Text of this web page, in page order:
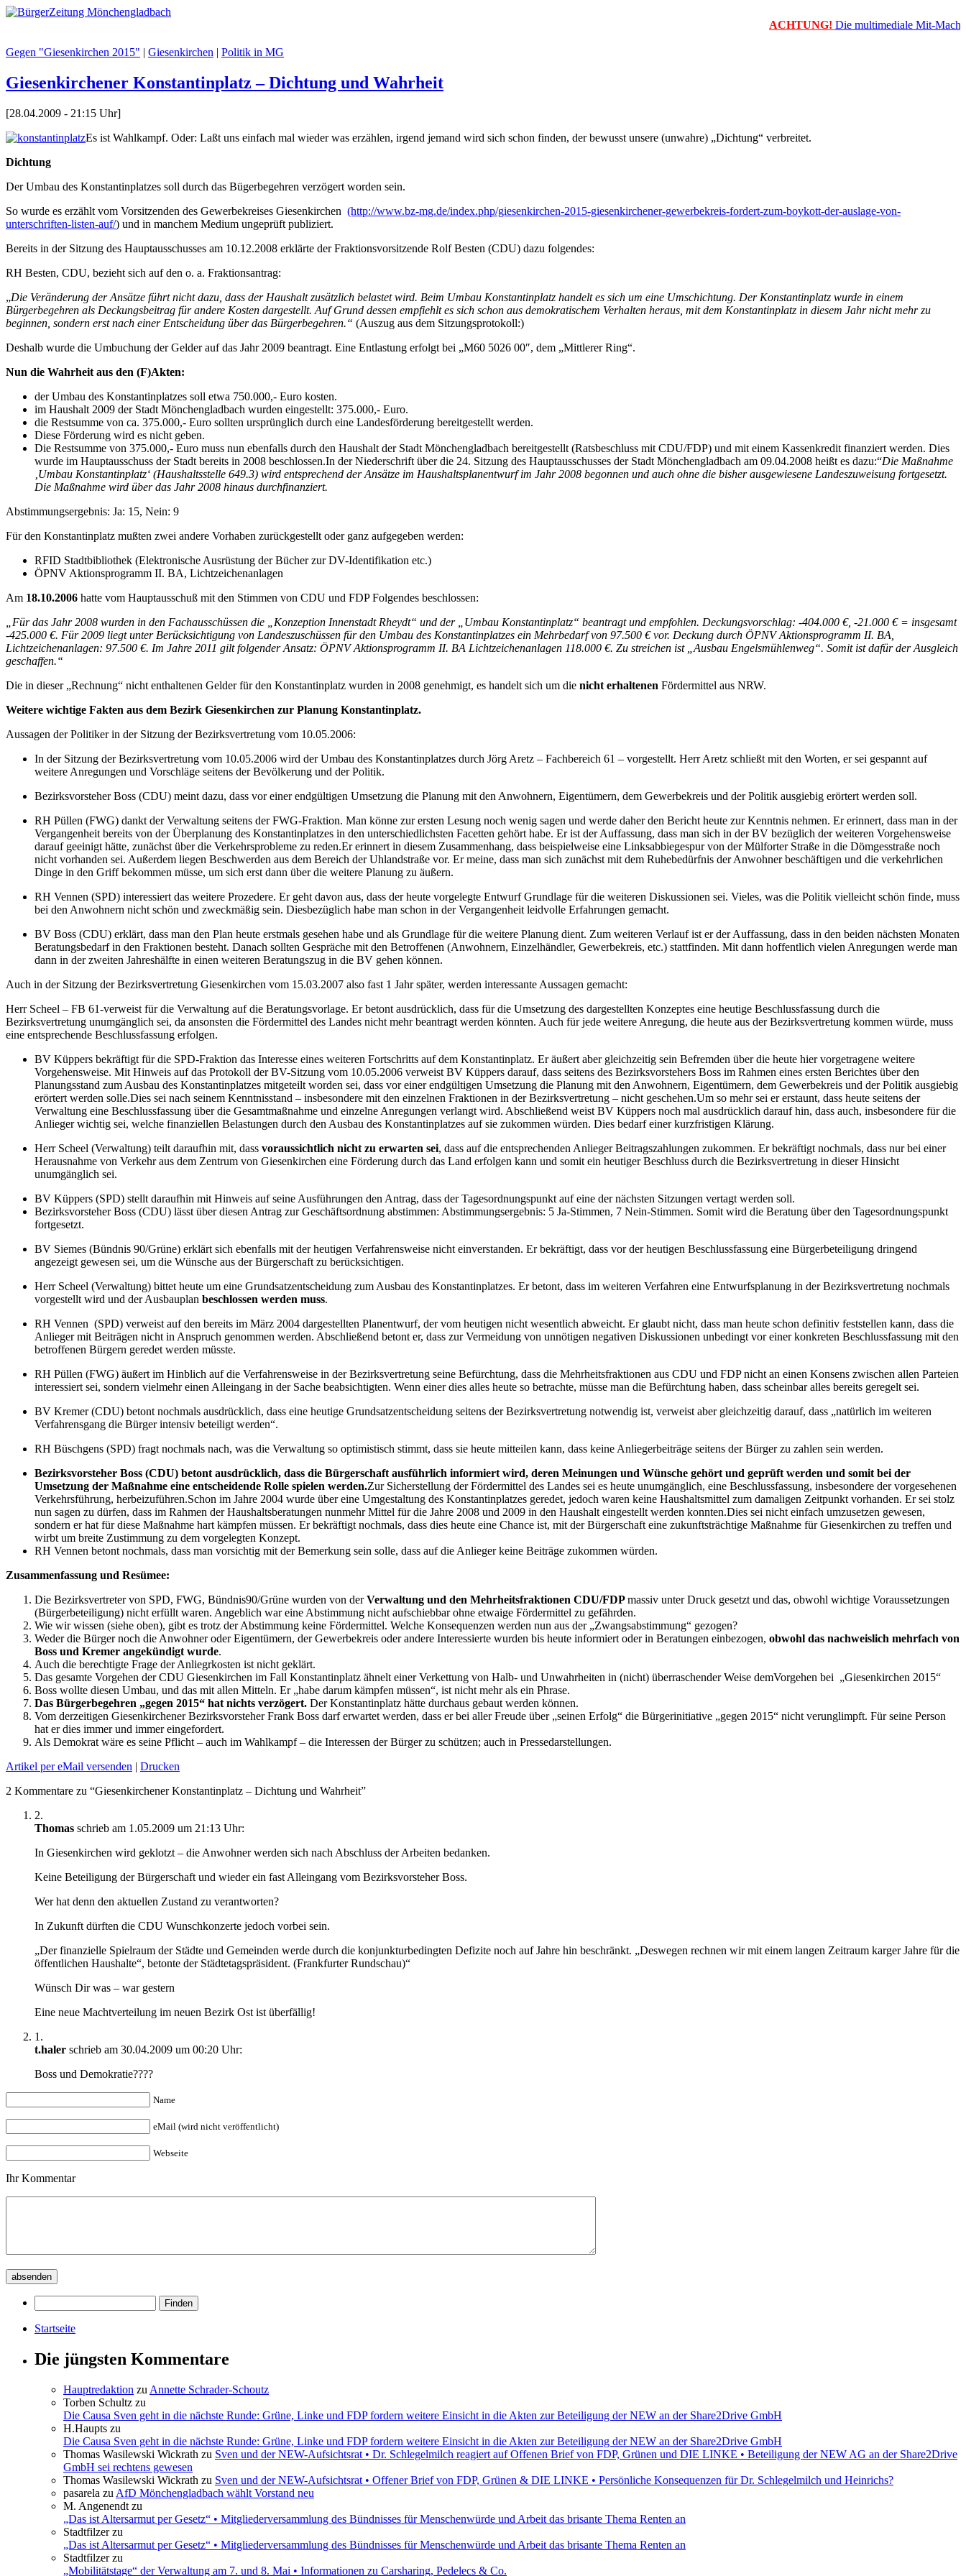
ACHTUNG!Die multimediale Mit-Mach-
Gegen "Giesenkirchen 2015" | Giesenkirchen | Politik in MG
Giesenkirchener Konstantinplatz – Dichtung und Wahrheit
[28.04.2009 - 21:15 Uhr]
Es ist Wahlkampf. Oder: Laßt uns einfach mal wieder was erzählen, irgend jemand wird sich schon finden, der bewusst unsere (unwahre) „Dichtung“ verbreitet.
Dichtung
Der Umbau des Konstantinplatzes soll durch das Bügerbegehren verzögert worden sein.
So wurde es erzählt vom Vorsitzenden des Gewerbekreises Giesenkirchen (http://www.bz-mg.de/index.php/giesenkirchen-2015-giesenkirchener-gewerbekreis-fordert-zum-boykott-der-auslage-von-
unterschriften-listen-auf/) und in manchem Medium ungeprüft publiziert.
Bereits in der Sitzung des Hauptausschusses am 10.12.2008 erklärte der Fraktionsvorsitzende Rolf Besten (CDU) dazu folgendes:
RH Besten, CDU, bezieht sich auf den o. a. Fraktionsantrag:
„Die Veränderung der Ansätze führt nicht dazu, dass der Haushalt zusätzlich belastet wird. Beim Umbau Konstantinplatz handelt es sich um eine Umschichtung. Der Konstantinplatz wurde in einem
Bürgerbegehren als Deckungsbeitrag für andere Kosten dargestellt. Auf Grund dessen empfiehlt es sich schon aus demokratischem Verhalten heraus, mit dem Konstantinplatz in diesem Jahr nicht mehr zu
beginnen, sondern erst nach einer Entscheidung über das Bürgerbegehren.“ (Auszug aus dem Sitzungsprotokoll:)
Deshalb wurde die Umbuchung der Gelder auf das Jahr 2009 beantragt. Eine Entlastung erfolgt bei „M60 5026 00″, dem „Mittlerer Ring“.
Nun die Wahrheit aus den (F)Akten:
der Umbau des Konstantinplatzes soll etwa 750.000,- Euro kosten.
im Haushalt 2009 der Stadt Mönchengladbach wurden eingestellt: 375.000,- Euro.
die Restsumme von ca. 375.000,- Euro sollten ursprünglich durch eine Landesförderung bereitgestellt werden.
Diese Förderung wird es nicht geben.
Die Restsumme von 375.000,- Euro muss nun ebenfalls durch den Haushalt der Stadt Mönchengladbach bereitgestellt (Ratsbeschluss mit CDU/FDP) und mit einem Kassenkredit finanziert werden. Dies
wurde im Hauptausschuss der Stadt bereits in 2008 beschlossen.In der Niederschrift über die 24. Sitzung des Hauptausschusses der Stadt Mönchengladbach am 09.04.2008 heißt es dazu:“Die Maßnahme
‚Umbau Konstantinplatz‘ (Haushaltsstelle 649.3) wird entsprechend der Ansätze im Haushaltsplanentwurf im Jahr 2008 begonnen und auch ohne die bisher ausgewiesene Landeszuweisung fortgesetzt.
Die Maßnahme wird über das Jahr 2008 hinaus durchfinanziert.
Abstimmungsergebnis: Ja: 15, Nein: 9
Für den Konstantinplatz mußten zwei andere Vorhaben zurückgestellt oder ganz aufgegeben werden:
RFID Stadtbibliothek (Elektronische Ausrüstung der Bücher zur DV-Identifikation etc.)
ÖPNV Aktionsprogramm II. BA, Lichtzeichenanlagen
Am 18.10.2006 hatte vom Hauptausschuß mit den Stimmen von CDU und FDP Folgendes beschlossen:
„Für das Jahr 2008 wurden in den Fachausschüssen die „Konzeption Innenstadt Rheydt“ und der „Umbau Konstantinplatz“ beantragt und empfohlen. Deckungsvorschlag: -404.000 €, -21.000 € = insgesamt
-425.000 €. Für 2009 liegt unter Berücksichtigung von Landeszuschüssen für den Umbau des Konstantinplatzes ein Mehrbedarf von 97.500 € vor. Deckung durch ÖPNV Aktionsprogramm II. BA,
Lichtzeichenanlagen: 97.500 €. Im Jahre 2011 gilt folgender Ansatz: ÖPNV Aktionsprogramm II. BA Lichtzeichenanlagen 118.000 €. Zu streichen ist „Ausbau Engelsmühlenweg“. Somit ist dafür der Ausgleich
geschaffen.“
Die in dieser „Rechnung“ nicht enthaltenen Gelder für den Konstantinplatz wurden in 2008 genehmigt, es handelt sich um die nicht erhaltenen Fördermittel aus NRW.
Weitere wichtige Fakten aus dem Bezirk Giesenkirchen zur Planung Konstantinplatz.
Aussagen der Politiker in der Sitzung der Bezirksvertretung vom 10.05.2006:
In der Sitzung der Bezirksvertretung vom 10.05.2006 wird der Umbau des Konstantinplatzes durch Jörg Aretz – Fachbereich 61 – vorgestellt. Herr Aretz schließt mit den Worten, er sei gespannt auf
weitere Anregungen und Vorschläge seitens der Bevölkerung und der Politik.
Bezirksvorsteher Boss (CDU) meint dazu, dass vor einer endgültigen Umsetzung die Planung mit den Anwohnern, Eigentümern, dem Gewerbekreis und der Politik ausgiebig erörtert werden soll.
RH Püllen (FWG) dankt der Verwaltung seitens der FWG-Fraktion. Man könne zur ersten Lesung noch wenig sagen und werde daher den Bericht heute zur Kenntnis nehmen. Er erinnert, dass man in der
Vergangenheit bereits von der Überplanung des Konstantinplatzes in den unterschiedlichsten Facetten gehört habe. Er ist der Auffassung, dass man sich in der BV bezüglich der weiteren Vorgehensweise
darauf geeinigt hätte, zunächst über die Verkehrsprobleme zu reden.Er erinnert in diesem Zusammenhang, dass beispielweise eine Linksabbiegespur von der Mülforter Straße in die Dömgesstraße noch
nicht vorhanden sei. Außerdem liegen Beschwerden aus dem Bereich der Uhlandstraße vor. Er meine, dass man sich zunächst mit dem Ruhebedürfnis der Anwohner beschäftigen und die verkehrlichen
Dinge in den Griff bekommen müsse, um sich erst dann über die weitere Planung zu äußern.
RH Vennen (SPD) interessiert das weitere Prozedere. Er geht davon aus, dass der heute vorgelegte Entwurf Grundlage für die weiteren Diskussionen sei. Vieles, was die Politik vielleicht schön finde, muss
bei den Anwohnern nicht schön und zweckmäßig sein. Diesbezüglich habe man schon in der Vergangenheit leidvolle Erfahrungen gemacht.
BV Boss (CDU) erklärt, dass man den Plan heute erstmals gesehen habe und als Grundlage für die weitere Planung dient. Zum weiteren Verlauf ist er der Auffassung, dass in den beiden nächsten Monaten
Beratungsbedarf in den Fraktionen besteht. Danach sollten Gespräche mit den Betroffenen (Anwohnern, Einzelhändler, Gewerbekreis, etc.) stattfinden. Mit dann hoffentlich vielen Anregungen werde man
dann in der zweiten Jahreshälfte in einen weiteren Beratungszug in die BV gehen können.
Auch in der Sitzung der Bezirksvertretung Giesenkirchen vom 15.03.2007 also fast 1 Jahr später, werden interessante Aussagen gemacht:
Herr Scheel – FB 61-verweist für die Verwaltung auf die Beratungsvorlage. Er betont ausdrücklich, dass für die Umsetzung des dargestellten Konzeptes eine heutige Beschlussfassung durch die
Bezirksvertretung unumgänglich sei, da ansonsten die Fördermittel des Landes nicht mehr beantragt werden könnten. Auch für jede weitere Anregung, die heute aus der Bezirksvertretung kommen würde, muss
eine entsprechende Beschlussfassung erfolgen.
BV Küppers bekräftigt für die SPD-Fraktion das Interesse eines weiteren Fortschritts auf dem Konstantinplatz. Er äußert aber gleichzeitig sein Befremden über die heute hier vorgetragene weitere
Vorgehensweise. Mit Hinweis auf das Protokoll der BV-Sitzung vom 10.05.2006 verweist BV Küppers darauf, dass seitens des Bezirksvorstehers Boss im Rahmen eines ersten Berichtes über den
Planungsstand zum Ausbau des Konstantinplatzes mitgeteilt worden sei, dass vor einer endgültigen Umsetzung die Planung mit den Anwohnern, Eigentümern, dem Gewerbekreis und der Politik ausgiebig
erörtert werden solle.Dies sei nach seinem Kenntnisstand – insbesondere mit den einzelnen Fraktionen in der Bezirksvertretung – nicht geschehen.Um so mehr sei er erstaunt, dass heute seitens der
Verwaltung eine Beschlussfassung über die Gesamtmaßnahme und einzelne Anregungen verlangt wird. Abschließend weist BV Küppers noch mal ausdrücklich darauf hin, dass auch, insbesondere für die
Anlieger wichtig sei, welche finanziellen Belastungen durch den Ausbau des Konstantinplatzes auf sie zukommen würden. Dies bedarf einer kurzfristigen Klärung.
Herr Scheel (Verwaltung) teilt daraufhin mit, dass voraussichtlich nicht zu erwarten sei, dass auf die entsprechenden Anlieger Beitragszahlungen zukommen. Er bekräftigt nochmals, dass nur bei einer
Herausnahme von Verkehr aus dem Zentrum von Giesenkirchen eine Förderung durch das Land erfolgen kann und somit ein heutiger Beschluss durch die Bezirksvertretung in dieser Hinsicht
unumgänglich sei.
BV Küppers (SPD) stellt daraufhin mit Hinweis auf seine Ausführungen den Antrag, dass der Tagesordnungspunkt auf eine der nächsten Sitzungen vertagt werden soll.
Bezirksvorsteher Boss (CDU) lässt über diesen Antrag zur Geschäftsordnung abstimmen: Abstimmungsergebnis: 5 Ja-Stimmen, 7 Nein-Stimmen. Somit wird die Beratung über den Tagesordnungspunkt
fortgesetzt.
BV Siemes (Bündnis 90/Grüne) erklärt sich ebenfalls mit der heutigen Verfahrensweise nicht einverstanden. Er bekräftigt, dass vor der heutigen Beschlussfassung eine Bürgerbeteiligung dringend
angezeigt gewesen sei, um die Wünsche aus der Bürgerschaft zu berücksichtigen.
Herr Scheel (Verwaltung) bittet heute um eine Grundsatzentscheidung zum Ausbau des Konstantinplatzes. Er betont, dass im weiteren Verfahren eine Entwurfsplanung in der Bezirksvertretung nochmals
vorgestellt wird und der Ausbauplan beschlossen werden muss.
RH Vennen (SPD) verweist auf den bereits im März 2004 dargestellten Planentwurf, der vom heutigen nicht wesentlich abweicht. Er glaubt nicht, dass man heute schon definitiv feststellen kann, dass die
Anlieger mit Beiträgen nicht in Anspruch genommen werden. Abschließend betont er, dass zur Vermeidung von unnötigen negativen Diskussionen unbedingt vor einer konkreten Beschlussfassung mit den
betroffenen Bürgern geredet werden müsste.
RH Püllen (FWG) äußert im Hinblich auf die Verfahrensweise in der Bezirksvertretung seine Befürchtung, dass die Mehrheitsfraktionen aus CDU und FDP nicht an einen Konsens zwischen allen Parteien
interessiert sei, sondern vielmehr einen Alleingang in der Sache beabsichtigten. Wenn einer dies alles heute so betrachte, müsse man die Befürchtung haben, dass scheinbar alles bereits geregelt sei.
BV Kremer (CDU) betont nochmals ausdrücklich, dass eine heutige Grundsatzentscheidung seitens der Bezirksvertretung notwendig ist, verweist aber gleichzeitig darauf, dass „natürlich im weiteren
Verfahrensgang die Bürger intensiv beteiligt werden“.
RH Büschgens (SPD) fragt nochmals nach, was die Verwaltung so optimistisch stimmt, dass sie heute mitteilen kann, dass keine Anliegerbeiträge seitens der Bürger zu zahlen sein werden.
Bezirksvorsteher Boss (CDU) betont ausdrücklich, dass die Bürgerschaft ausführlich informiert wird, deren Meinungen und Wünsche gehört und geprüft werden und somit bei der
Umsetzung der Maßnahme eine entscheidende Rolle spielen werden.Zur Sicherstellung der Fördermittel des Landes sei es heute unumgänglich, eine Beschlussfassung, insbesondere der vorgesehenen
Verkehrsführung, herbeizuführen.Schon im Jahre 2004 wurde über eine Umgestaltung des Konstantinplatzes geredet, jedoch waren keine Haushaltsmittel zum damaligen Zeitpunkt vorhanden. Er sei stolz
nun sagen zu dürfen, dass im Rahmen der Haushaltsberatungen nunmehr Mittel für die Jahre 2008 und 2009 in den Haushalt eingestellt werden konnten.Dies sei nicht einfach umzusetzen gewesen,
sondern er hat für diese Maßnahme hart kämpfen müssen. Er bekräftigt nochmals, dass dies heute eine Chance ist, mit der Bürgerschaft eine zukunftsträchtige Maßnahme für Giesenkirchen zu treffen und
wirbt um breite Zustimmung zu dem vorgelegten Konzept.
RH Vennen betont nochmals, dass man vorsichtig mit der Bemerkung sein solle, dass auf die Anlieger keine Beiträge zukommen würden.
Zusammenfassung und Resümee:
Die Bezirksvertreter von SPD, FWG, Bündnis90/Grüne wurden von derVerwaltung und den Mehrheitsfraktionen CDU/FDPmassiv unter Druck gesetzt und das, obwohl wichtige Voraussetzungen
(Bürgerbeteiligung) nicht erfüllt waren. Angeblich war eine Abstimmung nicht aufschiebbar ohne etwaige Fördermittel zu gefährden.
Wie wir wissen (siehe oben), gibt es trotz der Abstimmung keine Fördermittel. Welche Konsequenzen werden nun aus der „Zwangsabstimmung“ gezogen?
Weder die Bürger noch die Anwohner oder Eigentümern, der Gewerbekreis oder andere Interessierte wurden bis heute informiert oder in Beratungen einbezogen, obwohl das nachweislich mehrfach von
Boss und Kremer angekündigt wurde.
Auch die berechtigte Frage der Anliegrkosten ist nicht geklärt.
Das gesamte Vorgehen der CDU Giesenkirchen im Fall Konstantinplatz ähnelt einer Verkettung von Halb- und Unwahrheiten in (nicht) überraschender Weise demVorgehen bei „Giesenkirchen 2015“
Boss wollte diesen Umbau, und das mit allen Mitteln. Er „habe darum kämpfen müssen“, ist nicht mehr als ein Phrase.
Das Bürgerbegehren „gegen 2015“ hat nichts verzögert. Der Konstantinplatz hätte durchaus gebaut werden können.
Vom derzeitigen Giesenkirchener Bezirksvorsteher Frank Boss darf erwartet werden, dass er bei aller Freude über „seinen Erfolg“ die Bürgerinitiative „gegen 2015“ nicht verunglimpft. Für seine Person
hat er dies immer und immer eingefordert.
Als Demokrat wäre es seine Pflicht – auch im Wahlkampf – die Interessen der Bürger zu schützen; auch in Pressedarstellungen.
Artikel per eMail versenden | Drucken
2 Kommentare zu “Giesenkirchener Konstantinplatz – Dichtung und Wahrheit”
2.
Thomas schrieb am 1.05.2009 um 21:13 Uhr:
In Giesenkirchen wird geklotzt – die Anwohner werden sich nach Abschluss der Arbeiten bedanken.
Keine Beteiligung der Bürgerschaft und wieder ein fast Alleingang vom Bezirksvorsteher Boss.
Wer hat denn den aktuellen Zustand zu verantworten?
In Zukunft dürften die CDU Wunschkonzerte jedoch vorbei sein.
„Der finanzielle Spielraum der Städte und Gemeinden werde durch die konjunkturbedingten Defizite noch auf Jahre hin beschränkt. „Deswegen rechnen wir mit einem langen Zeitraum karger Jahre für die
öffentlichen Haushalte“, betonte der Städtetagspräsident. (Frankfurter Rundschau)“
Wünsch Dir was – war gestern
Eine neue Machtverteilung im neuen Bezirk Ost ist überfällig!
1.
t.haler schrieb am 30.04.2009 um 00:20 Uhr:
Boss und Demokratie????
Name
eMail (wird nicht veröffentlicht)
Webseite
Ihr Kommentar
Startseite
Die jüngsten Kommentare
Hauptredaktion zu Annette Schrader-Schoutz
Torben Schultz zu
Die Causa Sven geht in die nächste Runde: Grüne, Linke und FDP fordern weitere Einsicht in die Akten zur Beteiligung der NEW an der Share2Drive GmbH
H.Haupts zu
Die Causa Sven geht in die nächste Runde: Grüne, Linke und FDP fordern weitere Einsicht in die Akten zur Beteiligung der NEW an der Share2Drive GmbH
Thomas Wasilewski Wickrath zu Sven und der NEW-Aufsichtsrat • Dr. Schlegelmilch reagiert auf Offenen Brief von FDP, Grünen und DIE LINKE • Beteiligung der NEW AG an der Share2Drive
GmbH sei rechtens gewesen
Thomas Wasilewski Wickrath zu Sven und der NEW-Aufsichtsrat • Offener Brief von FDP, Grünen & DIE LINKE • Persönliche Konsequenzen für Dr. Schlegelmilch und Heinrichs?
pasarela zu AfD Mönchengladbach wählt Vorstand neu
M. Angenendt zu
„Das ist Altersarmut per Gesetz“ • Mitgliederversammlung des Bündnisses für Menschenwürde und Arbeit das brisante Thema Renten an
Stadtfilzerzu
„Das ist Altersarmut per Gesetz“ • Mitgliederversammlung des Bündnisses für Menschenwürde und Arbeit das brisante Thema Renten an
Stadtfilzerzu
„Mobilitätstage“ der Verwaltung am 7. und 8. Mai • Informationen zu Carsharing, Pedelecs & Co.